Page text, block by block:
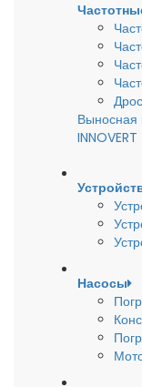
Выносная
INNOVERT
Насосы